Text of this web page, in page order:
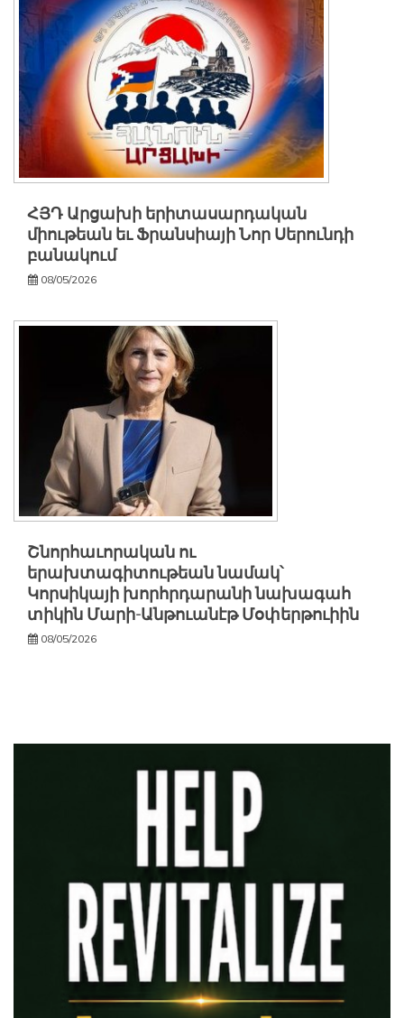
ՀՅԴ Արցախի երիտասարդական
միութեան եւ Ֆրանսիայի Նոր Սերունդի
բանակում
08/05/2026
Շնորհաւորական ու
երախտագիտութեան նամակ՝
Կորսիկայի խորհրդարանի նախագահ
տիկին Մարի-Անթուանէթ Մօփերթուիին
08/05/2026